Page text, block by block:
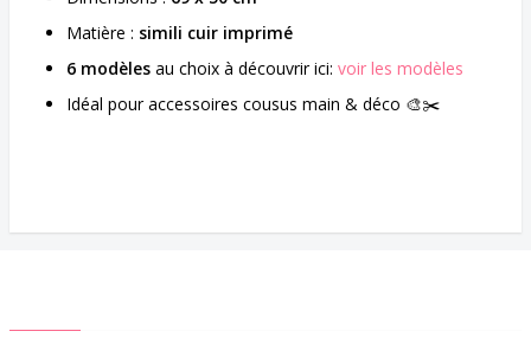
Matière : simili cuir imprimé
6 modèles au choix à découvrir ici: voir les modèles
Idéal pour accessoires cousus main & déco 🎨✂️